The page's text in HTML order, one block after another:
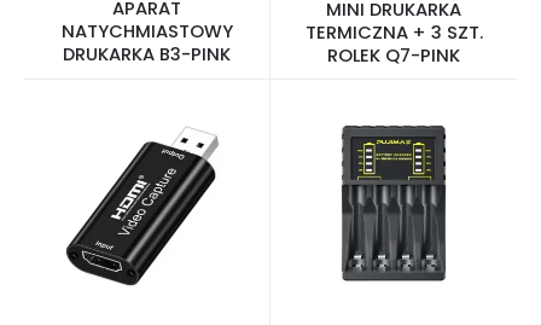
APARAT
NATYCHMIASTOWY
DRUKARKA B3-PINK
MINI DRUKARKA
TERMICZNA + 3 SZT.
ROLEK Q7-PINK